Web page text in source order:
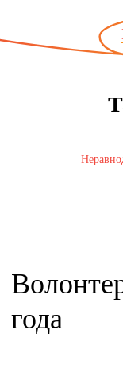
года